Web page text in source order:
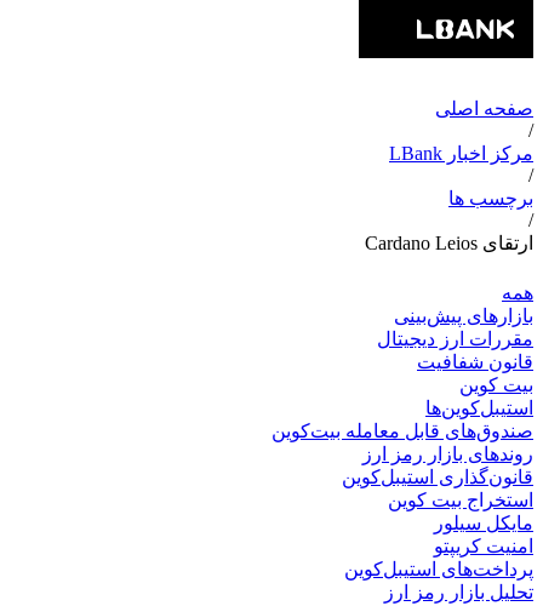
صفحه اصلی
/
مرکز اخبار LBank
/
برچسب ها
/
ارتقای Cardano Leios
همه
بازارهای پیش‌بینی
مقررات ارز دیجیتال
قانون شفافیت
بیت کوین
استیبل‌کوین‌ها
صندوق‌های قابل معامله بیت‌کوین
روندهای بازار رمز ارز
قانون‌گذاری استیبل‌کوین
استخراج بیت کوین
مایکل سیلور
امنیت کریپتو
پرداخت‌های استیبل‌کوین
تحلیل بازار رمز ارز